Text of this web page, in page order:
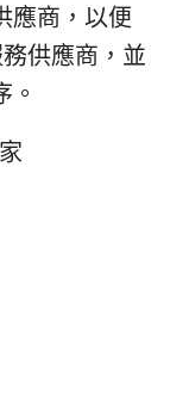
應商，以便
供應商，並